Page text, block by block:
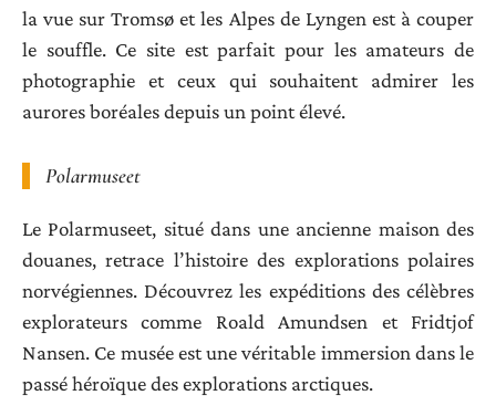
la vue sur Tromsø et les Alpes de Lyngen est à couper
le souffle. Ce site est parfait pour les amateurs de
photographie et ceux qui souhaitent admirer les
aurores boréales depuis un point élevé.
Polarmuseet
Le Polarmuseet, situé dans une ancienne maison des
douanes, retrace l’histoire des explorations polaires
norvégiennes. Découvrez les expéditions des célèbres
explorateurs comme Roald Amundsen et Fridtjof
Nansen. Ce musée est une véritable immersion dans le
passé héroïque des explorations arctiques.